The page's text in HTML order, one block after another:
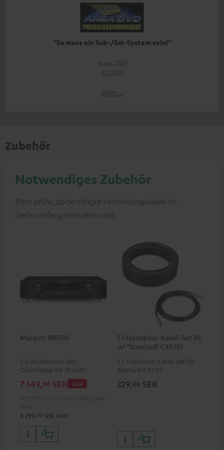
“So muss ein Sub-/Sat-System sein!”
Area DVD
12/2013
Mehr...
Zubehör
Notwendiges Zubehör
Bitte prüfe, ob benötigte Verbindungskabel im
Lieferumfang enthalten sind.
Marantz NR1510
5.2-AV-Receiver der
Oberklasse mit 85 Watt
Ausgangsleistung pro Kanal
Deal
7 149,00 SEK
8 299, 00 SEK UVP
5.1 Heimkino-Kabel-Set 30
m² "Standard" C3025S
5.1-Heimkino-Kabel-Set für
Räume bis 30 m²
329,00 SEK